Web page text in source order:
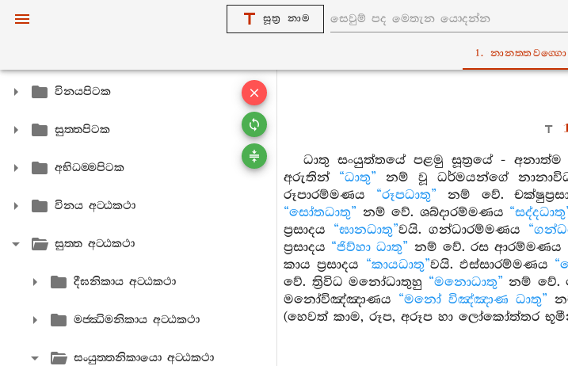
සූත්‍ර නාම
1. නානත‍්තවග‍්ගො
විනයපිටක
සුත‍්තපිටක
අභිධම‍්මපිටක
විනය අට‍්ඨකථා
සුත‍්ත අට‍්ඨකථා
දීඝනිකාය අට‍්ඨකථා
මජ‍්ඣිමනිකාය අට‍්ඨකථා
සංයුත‍්තනිකායො අට‍්ඨකථා
ධාතු සංයුත්තයේ පළමු සූත්‍රයේ -
අරුතින් “ධාතු” නම් වූ ධර්මයන්ගේ
රූපාරම්මණය “රූපධාතු” නම් වේ.
“සෝතධාතු” නම් වේ. ශබ්දාරම්මණය
ප්‍රසාදය “ඝානධාතු”වයි. ගන්ධාරම්මණය
ප්‍රසාදය “ජිව්හා ධාතු” නම් වේ. රස ආරම්මණය
කාය ප්‍රසාදය “කායධාතු”වයි. ඵස්සාරම්මණය
වේ. ත්‍රිවිධ මනෝධාතුහු “මනොධාතු” නම් වේ.
මනෝවිඤ්ඤාණය “මනෝ විඤ්ඤාණ ධාතු”
(හෙවත් කාම, රූප, අරූප හා ලෝකෝත්තර